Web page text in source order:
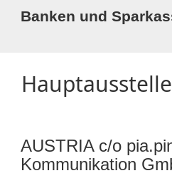
Banken und
AUSTRIA c/o
Kommunikation